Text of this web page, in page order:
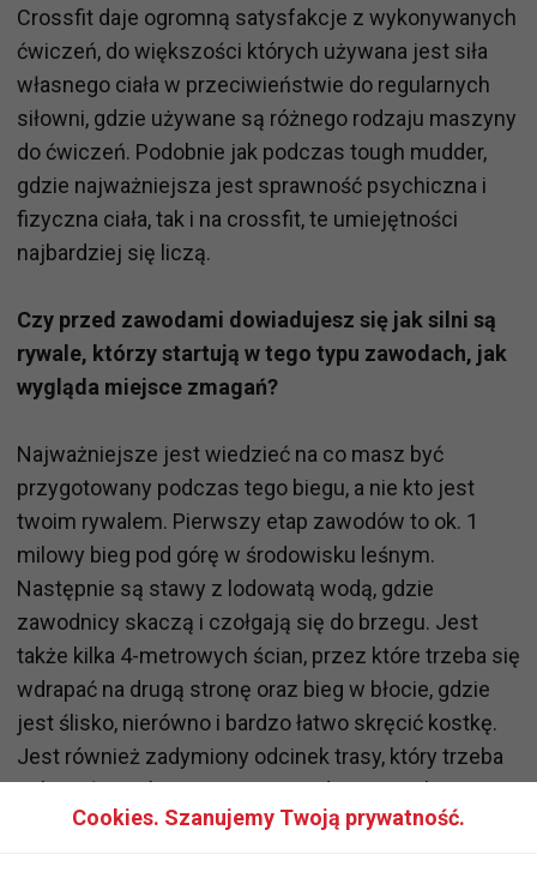
Crossfit daje ogromną satysfakcje z wykonywanych
ćwiczeń, do większości których używana jest siła
własnego ciała w przeciwieństwie do regularnych
siłowni, gdzie używane są różnego rodzaju maszyny
do ćwiczeń. Podobnie jak podczas tough mudder,
gdzie najważniejsza jest sprawność psychiczna i
fizyczna ciała, tak i na crossfit, te umiejętności
najbardziej się liczą.
Czy przed zawodami dowiadujesz się jak silni są
rywale, którzy startują w tego typu zawodach, jak
wygląda miejsce zmagań?
Najważniejsze jest wiedzieć na co masz być
przygotowany podczas tego biegu, a nie kto jest
twoim rywalem. Pierwszy etap zawodów to ok. 1
milowy bieg pod górę w środowisku leśnym.
Następnie są stawy z lodowatą wodą, gdzie
zawodnicy skaczą i czołgają się do brzegu. Jest
także kilka 4-metrowych ścian, przez które trzeba się
wdrapać na drugą stronę oraz bieg w błocie, gdzie
jest ślisko, nierówno i bardzo łatwo skręcić kostkę.
Jest również zadymiony odcinek trasy, który trzeba
pokonać; są również zwisające druty wysokiego
napięcia pomiędzy którymi trzeba przebiec i wiele
Cookies. Szanujemy Twoją prywatność.